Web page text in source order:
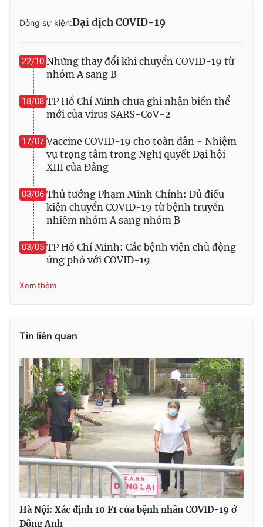
Photo Infographic
Video Shorts video
VTV Money
VTV Sức khoẻ Bất động sản
Thị trường 24h Tấm lòng Việt
VTV4 Vươn mình bằng AI
VTV9 VTV8
Liên hệ tòa soạn English
Theo dõi báo trên
Cơ quan chủ quản:Đài Truyền hình Việt Nam
Cơ quan báo chí:Thời báo VTV
Giấy phép hoạt động báo in và báo điện tử số 483/GP-BTTTT
cấp ngày 29/12/2023
Tổng Biên tập:Vũ Thanh Thủy
Phó Tổng Biên tập:
Nguyễn Thị Mỹ Hạnh, Phạm Quốc Thắng,
Nguyễn Trọng Ninh
Tổng đài VTV: 024.38 355 931 - 024.38 355 932
Dòng sự kiện:Đại dịch COVID-19
22/10 Những thay đổi khi chuyển COVID-19 từ
nhóm A sang B
18/08 TP Hồ Chí Minh chưa ghi nhận biến thể
mới của virus SARS-CoV-2
17/07 Vaccine COVID-19 cho toàn dân - Nhiệm
vụ trọng tâm trong Nghị quyết Đại hội
XIII của Đảng
03/06 Thủ tướng Phạm Minh Chính: Đủ điều
kiện chuyển COVID-19 từ bệnh truyền
nhiễm nhóm A sang nhóm B
03/05 TP Hồ Chí Minh: Các bệnh viện chủ động
ứng phó với COVID-19
Xem thêm
Tin liên quan
Hà Nội: Xác định 10 F1 của bệnh nhân COVID-19 ở
Đông Anh